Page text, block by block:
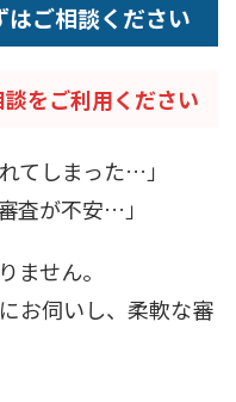
はご相談ください
をご利用ください
てしまった…」
査が不安…」
ません。
お伺いし、柔軟な審